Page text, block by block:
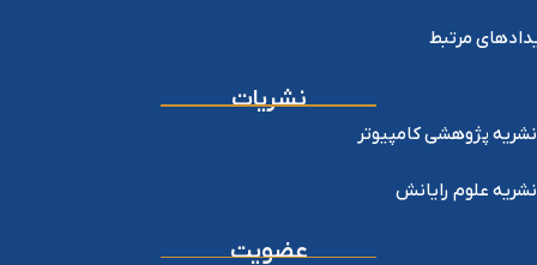
مرتبط
نشریات
نشریه پژوهشی کامپیوتر
نشریه علوم رایانش
عضویت